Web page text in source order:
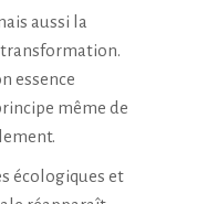
aussi la
essence
même de
écologiques et